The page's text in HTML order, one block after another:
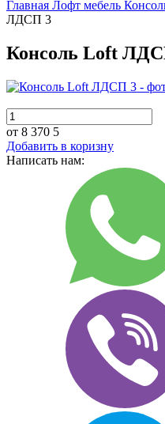
Главная Лофт мебель
ЛДСП 3
Консоль Loft
от 8 370 5
Добавить в коризну
Написать нам: